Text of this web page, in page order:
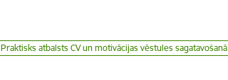
Praktisks atbalsts CV un motivācijas vēstules sagatavošanā